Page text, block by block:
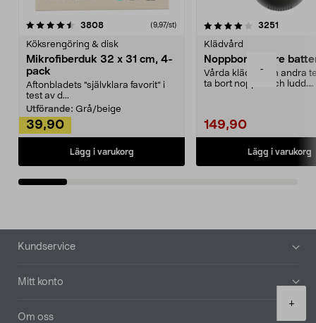
-
+
3808recensioner (9,97/st)
Köksrengöring & disk
Mikrofiberduk 32 x 31 cm, 4-
pack
Aftonbladets "självklara favorit” i
test av d...
Utförande: Grå/beige
39,90
Lägg i varukorg
4.0av 5 stjärnor 3251
Klädvård
Noppborttagare
Vårda kläder och andra
ta bort noppor och ludd.
149,90
Lägg i varukorg
4.5av 5 stjärnor
Sidfot
Kundservice
Mitt konto
Om oss